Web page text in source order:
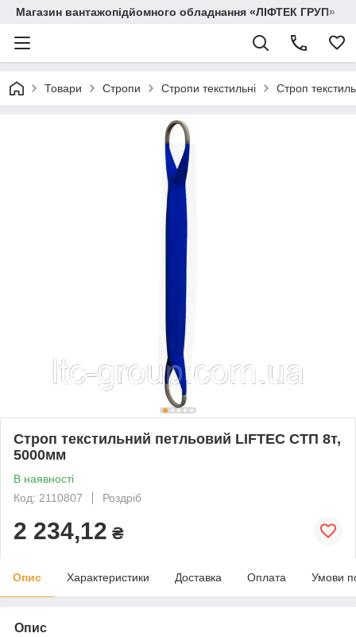
Магазин вантажопідйомного обладнання «ЛІФТЕК ГРУП»
Товари Стропи Стропи текстильні Строп
Строп текстильний петльовий LIFTEC СТП 8т,
5000мм
В наявності
Код: 2110807
Роздріб
2 234,12 ₴
Опис Характеристики Доставка Оплата Умови
Опис